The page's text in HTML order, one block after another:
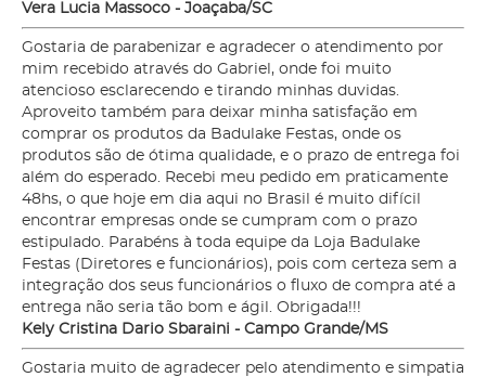
Vera Lucia Massoco - Joaçaba/SC
Gostaria de parabenizar e agradecer o atendimento por
mim recebido através do Gabriel, onde foi muito
atencioso esclarecendo e tirando minhas duvidas.
Aproveito também para deixar minha satisfação em
comprar os produtos da Badulake Festas, onde os
produtos são de ótima qualidade, e o prazo de entrega foi
além do esperado. Recebi meu pedido em praticamente
48hs, o que hoje em dia aqui no Brasil é muito difícil
encontrar empresas onde se cumpram com o prazo
estipulado. Parabéns à toda equipe da Loja Badulake
Festas (Diretores e funcionários), pois com certeza sem a
integração dos seus funcionários o fluxo de compra até a
entrega não seria tão bom e ágil. Obrigada!!!
Kely Cristina Dario Sbaraini - Campo Grande/MS
Gostaria muito de agradecer pelo atendimento e simpatia